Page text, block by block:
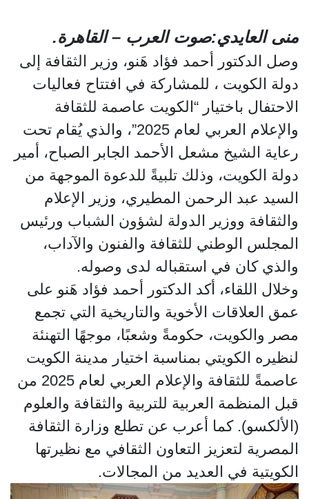
منى العايدي:صوت العرب – القاهرة.
وصل الدكتور أحمد فؤاد هَنو، وزير الثقافة إلى
دولة الكويت ، للمشاركة في افتتاح فعاليات
الاحتفال باختيار “الكويت عاصمة للثقافة
والإعلام العربي لعام 2025”، والذي يُقام تحت
رعاية الشيخ مشعل الأحمد الجابر الصباح، أمير
دولة الكويت، وذلك تلبيةً للدعوة الموجهة من
السيد عبد الرحمن المطيري، وزير الإعلام
والثقافة ووزير الدولة لشؤون الشباب ورئيس
المجلس الوطني للثقافة والفنون والآداب،
والذي كان في استقباله لدى وصوله.
وخلال اللقاء، أكد الدكتور أحمد فؤاد هَنو على
عمق العلاقات الأخوية والتاريخية التي تجمع
مصر والكويت، حكومةً وشعبًا، موجهًا التهنئة
لنظيره الكويتي بمناسبة اختيار مدينة الكويت
عاصمةً للثقافة والإعلام العربي لعام 2025 من
قبل المنظمة العربية للتربية والثقافة والعلوم
(الألكسو). كما أعرب عن تطلع وزارة الثقافة
المصرية لتعزيز التعاون الثقافي مع نظيرتها
الكويتية في العديد من المجالات.